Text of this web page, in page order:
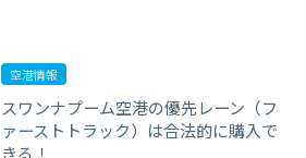
空港情報
スワンナプーム空港の優先レーン（フ
ァーストトラック）は合法的に購入で